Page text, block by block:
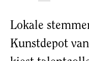
Lokale
Kunstdepot